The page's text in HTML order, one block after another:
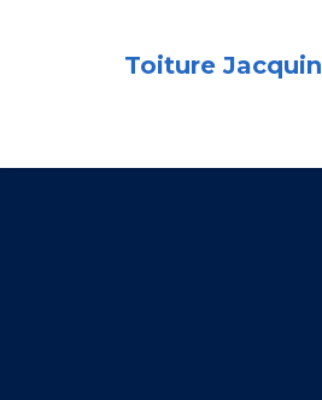
Toiture Jacquin